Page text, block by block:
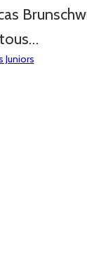
Juniors